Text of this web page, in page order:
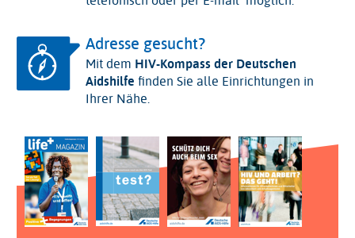
Adresse gesucht?
Mit dem HIV-Kompass der Deutschen
Aidshilfe finden Sie alle Einrichtungen in
Ihrer Nähe.